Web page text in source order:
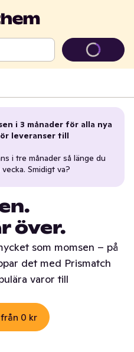
i 3 månader för alla nya
leveranser till
i tre månader så länge du
Smidigt va?
över.
som momsen – på
det med Prismatch
varor till
0 kr